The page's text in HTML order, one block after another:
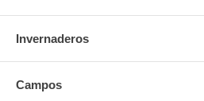
Invernaderos
Campos